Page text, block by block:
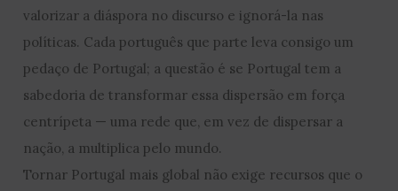
valorizar a diáspora no discurso e ignorá-la nas
políticas. Cada português que parte leva consigo um
pedaço de Portugal; a questão é se Portugal tem a
sabedoria de transformar essa dispersão em força
centrípeta — uma rede que, em vez de dispersar a
nação, a multiplica pelo mundo.
Tornar Portugal mais global não exige recursos que o